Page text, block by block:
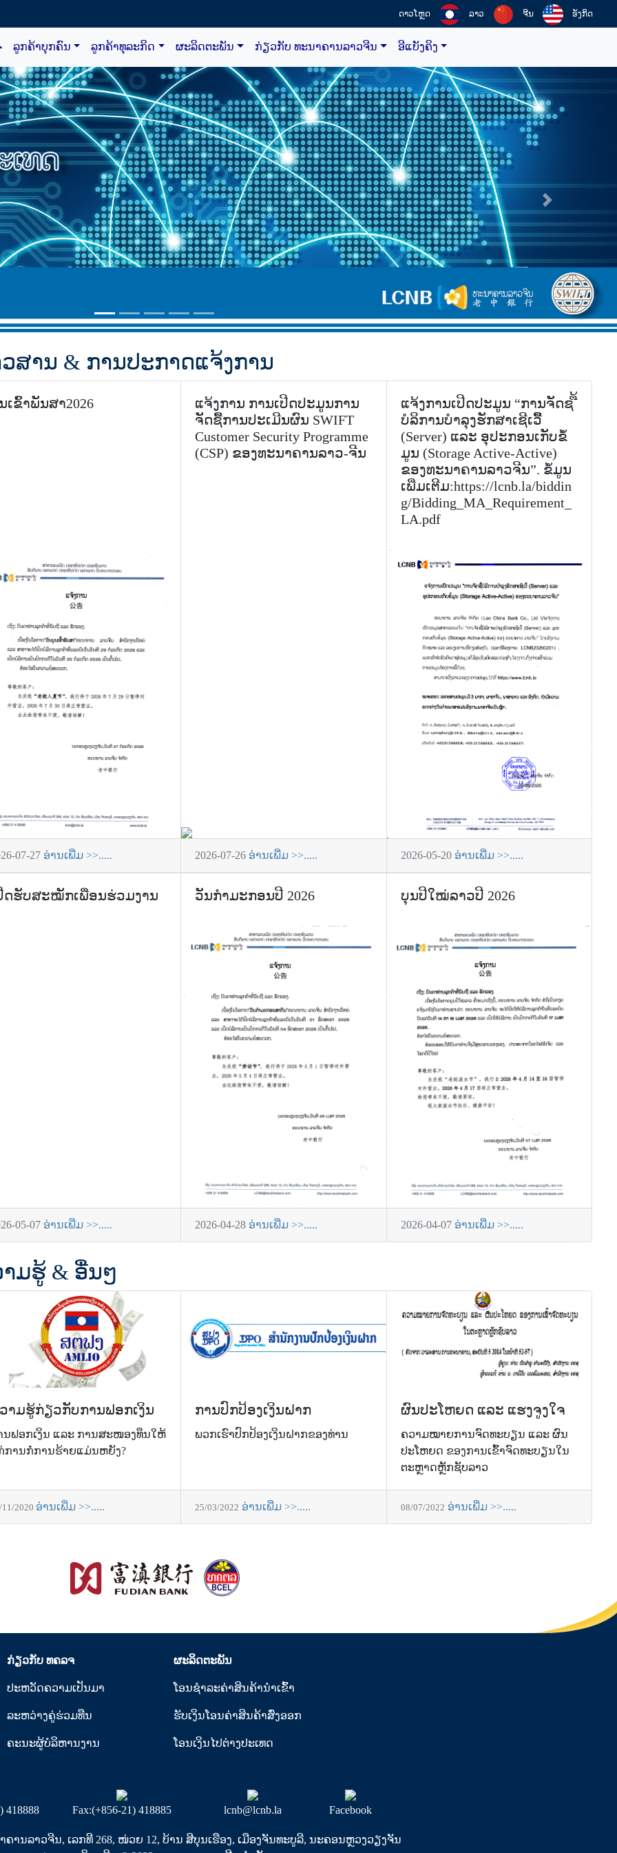
ດາວໂຫຼດ ລາວ ຈີນ ອັງກິດ
ລູກຄ້າບຸກຄົນ ລູກຄ້າທຸລະກິດ ຜະລິດຕະພັນ ກ່ຽວກັບ ທະນາຄານລາວຈີນ ອີແບັງຄິງ
ໄປຕໍ່
ສານ & ການປະກາດແຈ້ງການ
ເຂົ້າພັນສາ2026
07-27 ອ່ານເພີ່ມ >>.....
ແຈ້ງການ ການເປີດປະມູນການ
ຈັດຊື້ການປະເມີນຜົນ SWIFT
Customer Security Programme
(CSP) ຂອງທະນາຄານລາວ-ຈີນ
2026-07-26 ອ່ານເພີ່ມ >>.....
ແຈ້ງການເປີດປະມູນ “ການຈັດຊ ື້
ບໍລິການບໍາລຸງຮັກສາເຊີເວີື້
(Server) ແລະ ອຸປະກອນເກັບຂໍໍ້
ມູນ (Storage Active-Active)
ຂອງທະນາຄານລາວຈີນ”. ຂໍ້ມູນ
ເພີ່ມເຕີມ:https://lcnb.la/biddin
g/Bidding_MA_Requirement_
LA.pdf
2026-05-20 ອ່ານເພີ່ມ >>.....
ດຮັບສະໝັກເພື່ອນຮ່ວມງານ
05-07 ອ່ານເພີ່ມ >>.....
ວັນກຳມະກອນປີ 2026
2026-04-28 ອ່ານເພີ່ມ >>.....
ບຸນປີໃໝ່ລາວປີ 2026
2026-04-07 ອ່ານເພີ່ມ >>.....
ມຮູ້ & ອື່ນໆ
າມຮູ້ກ່ຽວກັບການຟອກເງິນ
ນຟອກເງິນ ແລະ ການສະໜອງທຶນໃຫ້
ການກໍ່ການຮ້າຍແມ່ນຫຍັງ?
11/2020 ອ່ານເພີ່ມ >>.....
ການປົກປ້ອງເງິນຝາກ
ພວກເຮົາປົກປ້ອງເງິນຝາກຂອງທ່ານ
25/03/2022 ອ່ານເພີ່ມ >>.....
ຜົນປະໂຫຍດ ແລະ ແຮງຈູງໃຈ
ຄວາມໝາຍການຈົດທະບຽນ ແລະ ຜົນ
ປະໂຫຍດ ຂອງການເຂົ້າຈົດທະບຽນໃນ
ຕະຫຼາດຫຼັກຊັບລາວ
08/07/2022 ອ່ານເພີ່ມ >>.....
ກ່ຽວກັບ ທຄລຈ
ປະຫວັດຄວາມເປັນມາ
ລະຫວ່າງຄູ່ຮ່ວມທືນ
ຄະນະຜູ້ບໍລິຫານງານ
ຜະລິດຕະພັນ
ໂອນຊໍາລະຄ່າສິນຄ້ານໍາເຂົ້າ
ຮັບເງິນໂອນຄ່າສິນຄ້າສົ່ງອອກ
ໂອນເງິນໄປຕ່າງປະເທດ
418888 Fax:(+856-21) 418885 lcnb@lcnb.la Facebook
ານລາວຈີນ, ເລກທີ 268, ໜ່ວຍ 12, ບ້ານ ສີບຸນເຮືອງ, ເມືອງຈັນທະບູລີ, ນະຄອນຫຼວງວຽງຈັນ